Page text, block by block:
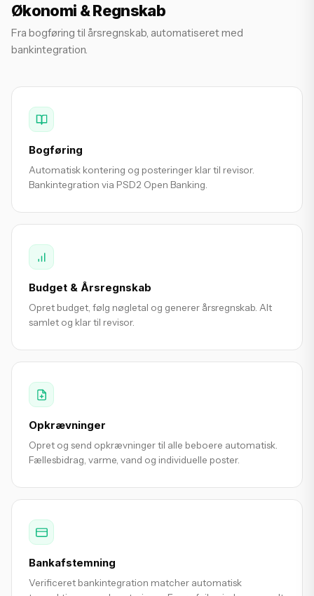
Økonomi & Regnskab
Fra bogføring til årsregnskab, automatiseret med
bankintegration.
Bogføring
Automatisk kontering og posteringer klar til revisor.
Bankintegration via PSD2 Open Banking.
Budget & Årsregnskab
Opret budget, følg nøgletal og generer årsregnskab. Alt
samlet og klar til revisor.
Opkrævninger
Opret og send opkrævninger til alle beboere automatisk.
Fællesbidrag, varme, vand og individuelle poster.
Bankafstemning
Verificeret bankintegration matcher automatisk